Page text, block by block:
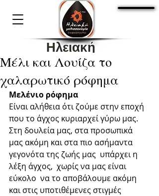
Στεφανόπουλος 1936
Ηλειακή
Μελισσοκομία
Μέλι και Λουίζα το
χαλαρωτικό ρόφημα
Μελένιο ρόφημα
Είναι αλήθεια ότι ζούμε στην εποχή
που το άγχος κυριαρχεί γύρω μας.
Στη δουλεία μας, στα προσωπικά
μας ακόμη και στα πιο ασήμαντα
γεγονότα της ζωής μας  υπάρχει η
λέξη άγχος,  χωρίς να μας είναι
εύκολο  να το αποβάλουμε ακόμη
και στις υποτιθέμενες στιγμές